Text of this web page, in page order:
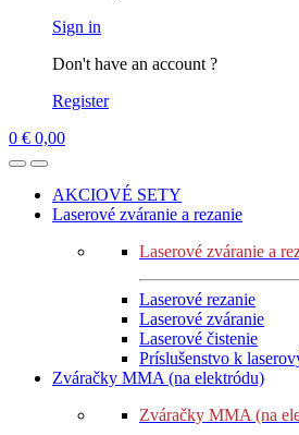
Sign in
Don't have an account ?
Register
0 € 0,00
AKCIOVÉ SETY
Laserové zváranie a rezanie
Laserové zváranie a
Laserové rezanie
Laserové zváranie
Laserové čistenie
Príslušenstvo k
Zváračky MMA (na elektródu)
Zváračky MMA (na